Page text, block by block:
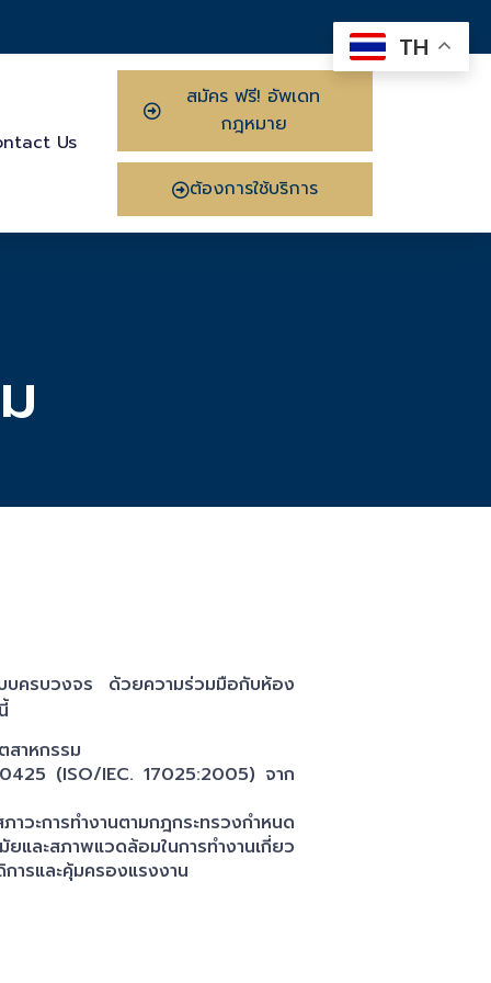
Us
สมัคร ฟรี! อัพเดท
กฎหมาย
ต้องการใช้บริการ
ครบวงจร ด้วยความร่วมมือกับห้อง
สาหกรรม
(ISO/IEC. 17025:2005) จาก
การทำงานตามกฎกระทรวงกำหนด
และสภาพแวดล้อมในการทำงานเกี่ยว
ารและคุ้มครองแรงงาน
TH